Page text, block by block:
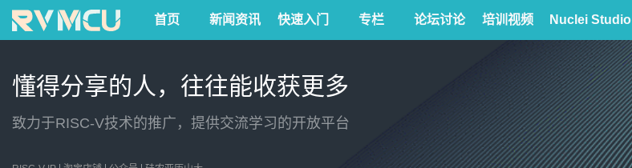
首页 新闻资讯 快速入门 专栏 论坛讨论 培训视频 Nuclei Studio
懂得分享的人，往往能收获更多
致力于RISC-V技术的推广，提供交流学习的开放平台